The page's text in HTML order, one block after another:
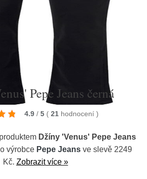
Pepe Jeans černá
4.9 / 5 ( 21 hodnocení )
Džíny 'Venus' Pepe Jeans
výrobce Pepe Jeans ve slevě 2249
Kč. Zobrazit více »